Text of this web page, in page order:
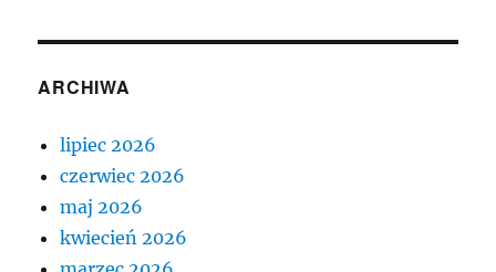
ARCHIWA
lipiec 2026
czerwiec 2026
maj 2026
kwiecień 2026